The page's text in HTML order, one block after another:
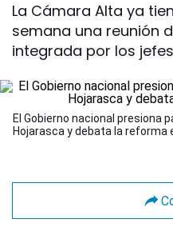
La Cámara Alta ya
semana una reunión
integrada por los
El Gobierno nacional presiona
Hojarasca y debata la reforma